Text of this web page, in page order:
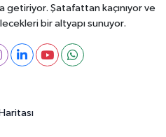
getiriyor. Şatafattan kaçınıyor ve
bir altyapı sunuyor.